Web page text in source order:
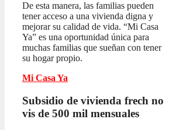
De esta manera, las familias pueden
tener acceso a una vivienda digna y
mejorar su calidad de vida. “Mi Casa
Ya” es una oportunidad única para
muchas familias que sueñan con tener
su hogar propio.
Mi Casa Ya
Subsidio de vivienda frech no
vis de 500 mil mensuales